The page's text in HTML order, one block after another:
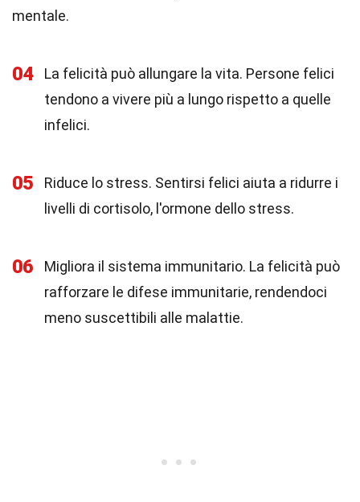
mentale.
04
La felicità può allungare la vita. Persone felici
tendono a vivere più a lungo rispetto a quelle
infelici.
05
Riduce lo stress. Sentirsi felici aiuta a ridurre i
livelli di cortisolo, l'ormone dello stress.
06
Migliora il sistema immunitario. La felicità può
rafforzare le difese immunitarie, rendendoci
meno suscettibili alle malattie.